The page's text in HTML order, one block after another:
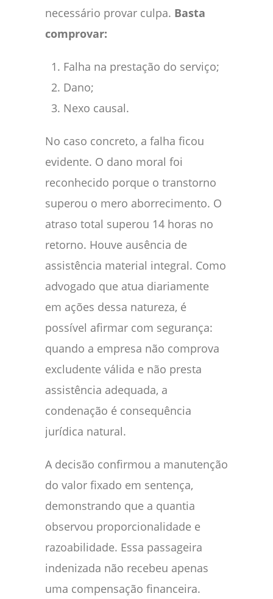
necessário provar culpa. Basta
comprovar:
Falha na prestação do serviço;
Dano;
Nexo causal.
No caso concreto, a falha ficou
evidente. O dano moral foi
reconhecido porque o transtorno
superou o mero aborrecimento. O
atraso total superou 14 horas no
retorno. Houve ausência de
assistência material integral. Como
advogado que atua diariamente
em ações dessa natureza, é
possível afirmar com segurança:
quando a empresa não comprova
excludente válida e não presta
assistência adequada, a
condenação é consequência
jurídica natural.
A decisão confirmou a manutenção
do valor fixado em sentença,
demonstrando que a quantia
observou proporcionalidade e
razoabilidade. Essa passageira
indenizada não recebeu apenas
uma compensação financeira.